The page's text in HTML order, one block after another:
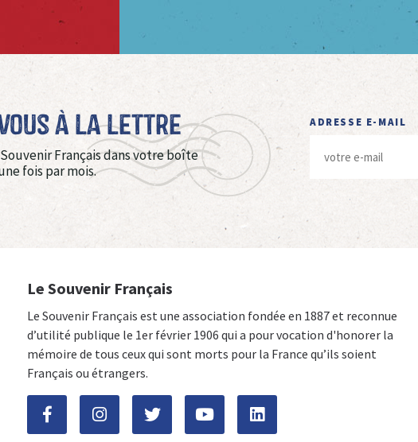
à La Lettre
Français dans votre boîte
fois par mois.
ADRESSE E-MAIL
Le Souvenir Français
Le Souvenir Français est une association fondée en 1887 et reconnue
d’utilité publique le 1er février 1906 qui a pour vocation d'honorer la
mémoire de tous ceux qui sont morts pour la France qu’ils soient
Français ou étrangers.